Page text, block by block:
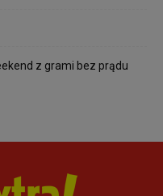
z grami bez prądu